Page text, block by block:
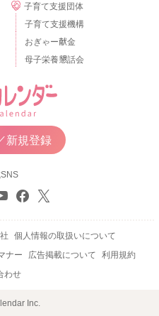
子育て支援団体
子育て支援機構
おぎゃー献金
母子栄養懇話会
新規登録
個人情報の取扱いについて
ナー 広告掲載について
利用規約
わせ
Inc.